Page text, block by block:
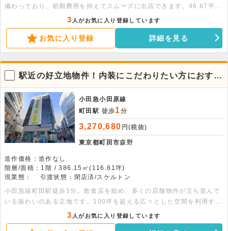
備わっており、初期費用を抑えてスムーズに出店できます。46.87平米
の広さがあり、重飲食を含む幅広い業態に対応可能です。お気軽にお問
い合わせください。
3 人がお気に入り登録しています
お気に入り登録 詳細を見る
駅近の好立地物件！内装にこだわりたい方におすす
めです。
小田急小田原線
町田駅 徒歩1分
3,270,680 円(税抜)
東京都町田市森野
造作価格：造作なし
階層/面積：1階 / 386.15㎡(116.81坪)
現業態：
引渡状態：閉店済/スケルトン
小田急線町田駅徒歩1分。飲食店を始め、多くの店舗物件が立ち並んで
いる賑わいのある立地です。100坪を超える広々とした空間を利用する
3 人がお気に入り登録しています